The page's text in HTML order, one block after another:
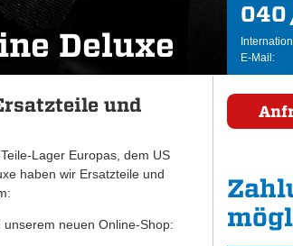
Deluxe
040
E-Mail:
und
Lager Europas, dem US
haben wir Ersatzteile und
neuen Online-Shop: